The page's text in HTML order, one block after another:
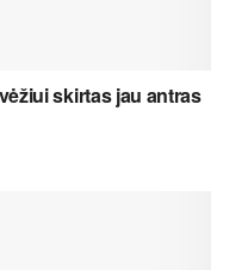
skirtas jau antras